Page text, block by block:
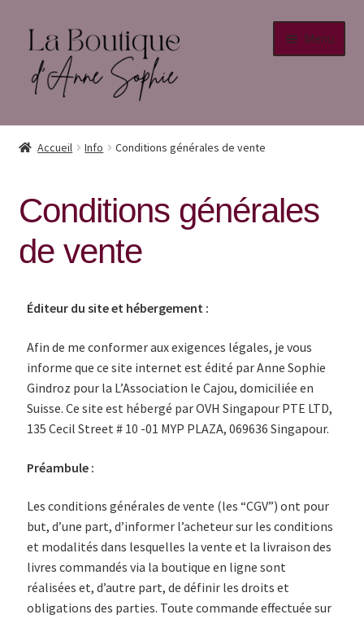
Menu
Accueil
Conditions générales de vente
Mentions légales
Retour au site principal
Validation de la commande
Panier
Accueil Info Conditions générales de vente
Conditions générales
de vente
Éditeur du site et hébergement :
Afin de me conformer aux exigences légales, je vous
informe que ce site internet est édité par Anne Sophie
Gindroz pour la L’Association le Cajou, domiciliée en
Suisse. Ce site est hébergé par OVH Singapour PTE LTD,
135 Cecil Street # 10 -01 MYP PLAZA, 069636 Singapour.
Préambule :
Les conditions générales de vente (les “CGV”) ont pour
but, d’une part, d’informer l’acheteur sur les conditions
et modalités dans lesquelles la vente et la livraison des
livres commandés via la boutique en ligne sont
réalisées et, d’autre part, de définir les droits et
obligations des parties. Toute commande effectuée sur